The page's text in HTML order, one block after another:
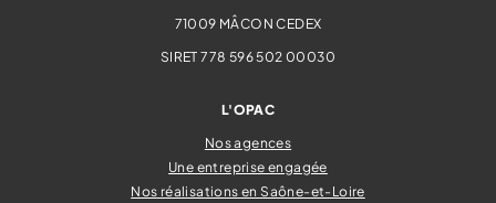
71009 MÂCON CEDEX
SIRET 778 596 502 00030
L'OPAC
Nos agences
Une entreprise engagée
Nos réalisations en Saône-et-Loire